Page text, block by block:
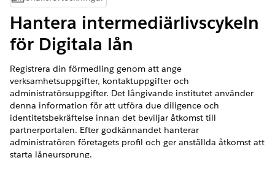
Hantera intermediärlivscykeln
för Digitala lån
Registrera din förmedling genom att ange
verksamhetsuppgifter, kontaktuppgifter och
administratörsuppgifter. Det långivande institutet använder
denna information för att utföra due diligence och
identitetsbekräftelse innan det beviljar åtkomst till
partnerportalen. Efter godkännandet hanterar
administratören företagets profil och ger anställda åtkomst att
starta låneursprung.